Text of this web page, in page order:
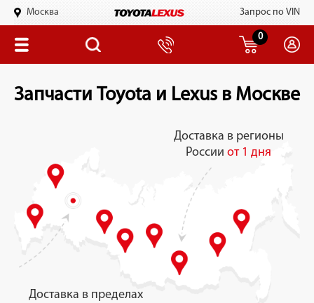
Москва Запрос по VIN
0
Запчасти Toyota и Lexus в Москве
Доставка в пределах
Доставка в регионы
России от 1 дня